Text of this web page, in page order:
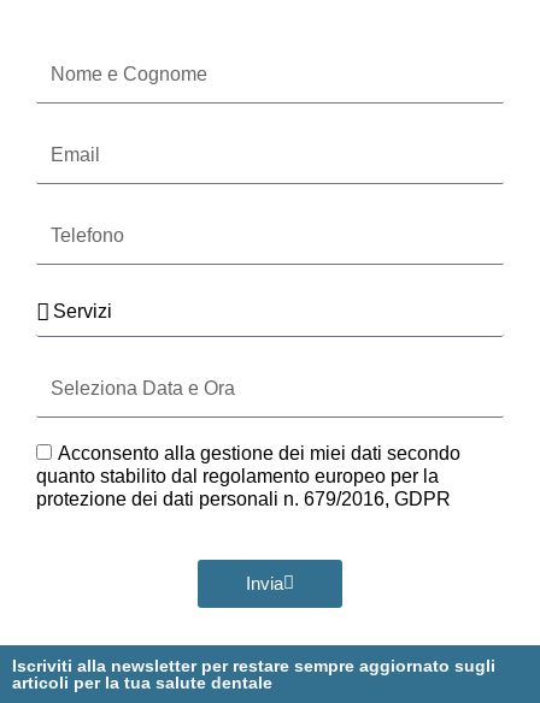
Cognome
Servizi
Data
e
GDPR
Acconsento alla gestione dei miei dati secondo
quanto stabilito dal regolamento europeo per la
protezione dei dati personali n. 679/2016, GDPR
Invia
Iscriviti alla newsletter per restare sempre aggiornato sugli
articoli per la tua salute dentale